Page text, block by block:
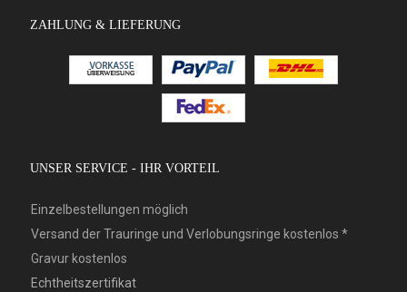
ZAHLUNG & LIEFERUNG
UNSER SERVICE - IHR VORTEIL
Einzelbestellungen möglich
Versand der Trauringe und Verlobungsringe kostenlos *
Gravur kostenlos
Echtheitszertifikat